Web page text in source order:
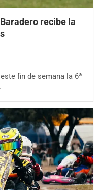
Baradero recibe la
fin de semana la 6ª